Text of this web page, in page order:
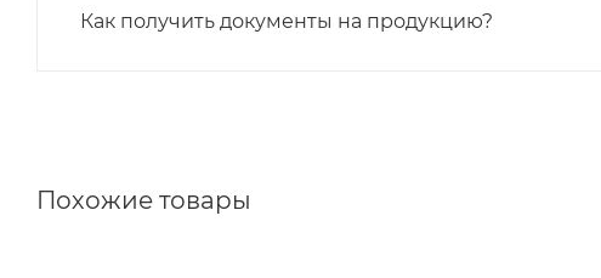
Как получить документы на продукцию?
Похожие товары